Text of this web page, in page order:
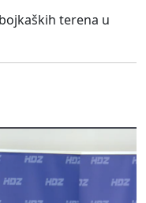
terena u